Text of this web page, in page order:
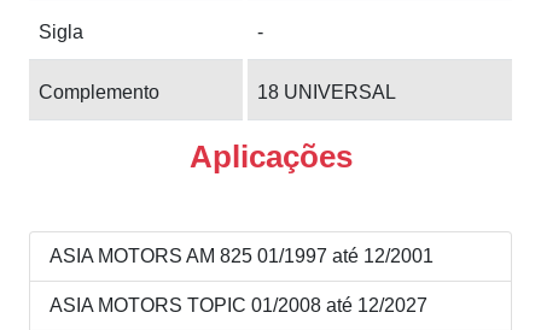
Sigla -
Complemento 18 UNIVERSAL
Aplicações
ASIA MOTORS AM 825 01/1997 até 12/2001
ASIA MOTORS TOPIC 01/2008 até 12/2027